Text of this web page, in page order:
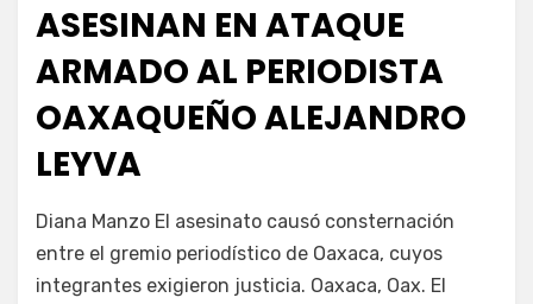
ASESINAN EN ATAQUE
ARMADO AL PERIODISTA
OAXAQUEÑO ALEJANDRO
LEYVA
Fernando Miranda Servín
Diana Manzo El asesinato causó consternación
entre el gremio periodístico de Oaxaca, cuyos
integrantes exigieron justicia. Oaxaca, Oax. El